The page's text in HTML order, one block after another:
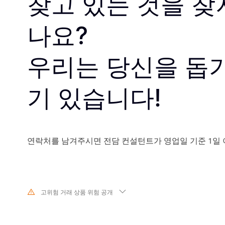
나요?
우리는 당신을 돕
기 있습니다!
연락처를 남겨주시면 전담 컨설턴트가 영업일 기준 1일
고위험 거래 상품 위험 공개